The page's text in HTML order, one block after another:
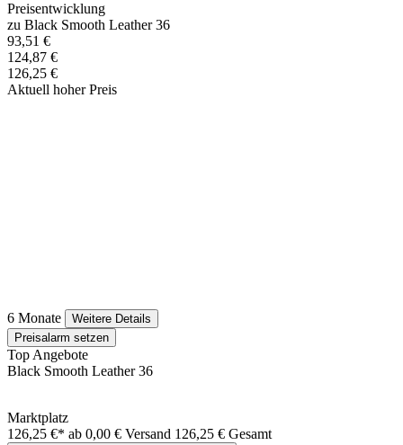
Preisentwicklung
zu Black Smooth Leather 36
93,51 €
124,87 €
126,25 €
Aktuell hoher Preis
6 Monate
Weitere Details
Preisalarm setzen
Top Angebote
Black Smooth Leather 36
Marktplatz
126,25 €* ab 0,00 € Versand 126,25 € Gesamt